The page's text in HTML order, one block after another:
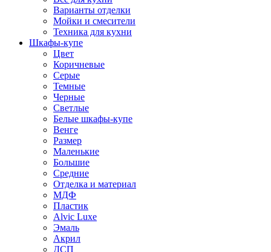
Варианты отделки
Мойки и смесители
Техника для кухни
Шкафы-купе
Цвет
Коричневые
Серые
Темные
Черные
Светлые
Белые шкафы-купе
Венге
Размер
Маленькие
Большие
Средние
Отделка и материал
МДФ
Пластик
Alvic Luxe
Эмаль
Акрил
ДСП